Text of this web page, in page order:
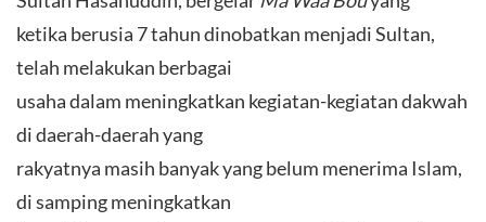
ketika berusia 7 tahun dinobatkan menjadi Sultan,
telah melakukan berbagai
usaha dalam meningkatkan kegiatan-kegiatan dakwah
di daerah-daerah yang
rakyatnya masih banyak yang belum menerima Islam,
di samping meningkatkan